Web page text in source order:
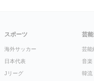
スポーツ
海外サッカー
日本代表
Jリーグ
芸能
芸能
音楽
韓流